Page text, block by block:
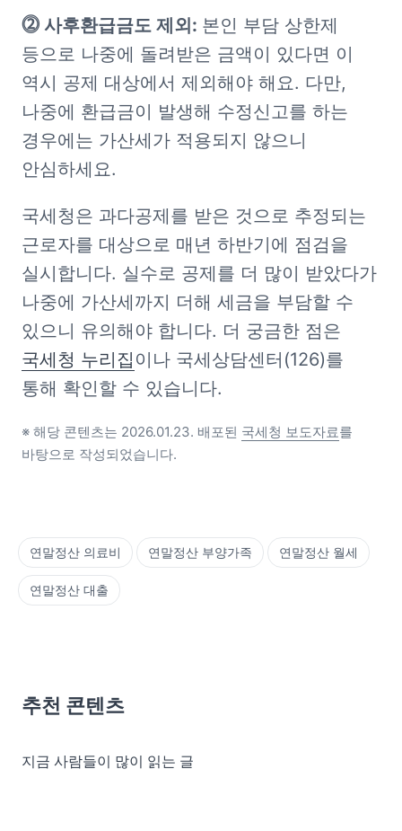
⓶ 사후환급금도 제외: 본인 부담 상한제
등으로 나중에 돌려받은 금액이 있다면 이
역시 공제 대상에서 제외해야 해요. 다만,
나중에 환급금이 발생해 수정신고를 하는
경우에는 가산세가 적용되지 않으니
안심하세요.
국세청은 과다공제를 받은 것으로 추정되는
근로자를 대상으로 매년 하반기에 점검을
실시합니다. 실수로 공제를 더 많이 받았다가
나중에 가산세까지 더해 세금을 부담할 수
국세청 누리집 이나 국세상담센터(126)를
통해 확인할 수 있습니다.
※ 해당 콘텐츠는 2026.01.23. 배포된 국세청 보도자료를
바탕으로 작성되었습니다.
연말정산 의료비 연말정산 부양가족 연말정산 월세
연말정산 대출
추천 콘텐츠
지금 사람들이 많이 읽는 글